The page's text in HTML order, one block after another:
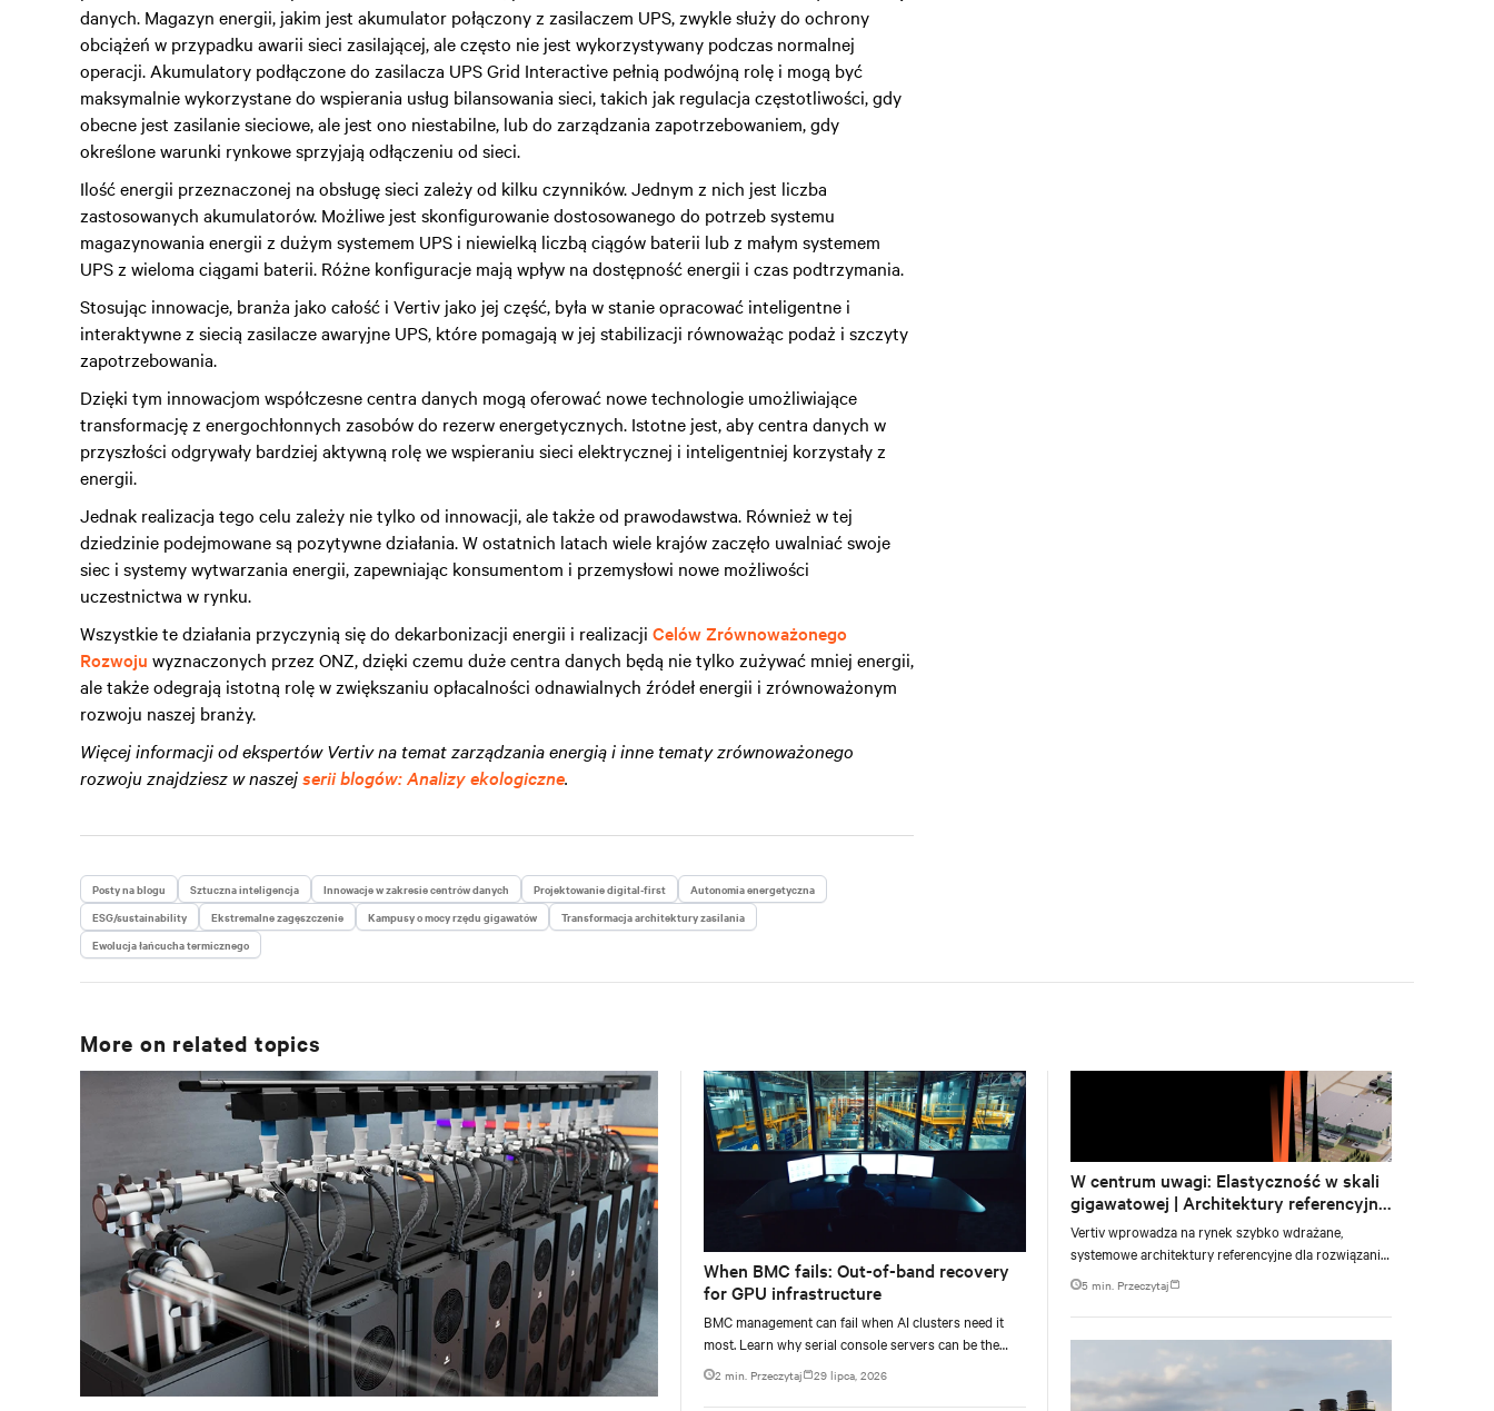
danych. Magazyn energii, jakim jest akumulator połączony z zasilaczem UPS, zwykle służy do ochrony
obciążeń w przypadku awarii sieci zasilającej, ale często nie jest wykorzystywany podczas normalnej
operacji. Akumulatory podłączone do zasilacza UPS Grid Interactive pełnią podwójną rolę i mogą być
maksymalnie wykorzystane do wspierania usług bilansowania sieci, takich jak regulacja częstotliwości, gdy
obecne jest zasilanie sieciowe, ale jest ono niestabilne, lub do zarządzania zapotrzebowaniem, gdy
określone warunki rynkowe sprzyjają odłączeniu od sieci.
Ilość energii przeznaczonej na obsługę sieci zależy od kilku czynników. Jednym z nich jest liczba
zastosowanych akumulatorów. Możliwe jest skonfigurowanie dostosowanego do potrzeb systemu
magazynowania energii z dużym systemem UPS i niewielką liczbą ciągów baterii lub z małym systemem
UPS z wieloma ciągami baterii. Różne konfiguracje mają wpływ na dostępność energii i czas podtrzymania.
Stosując innowacje, branża jako całość i Vertiv jako jej część, była w stanie opracować inteligentne i
interaktywne z siecią zasilacze awaryjne UPS, które pomagają w jej stabilizacji równoważąc podaż i szczyty
zapotrzebowania.
Dzięki tym innowacjom współczesne centra danych mogą oferować nowe technologie umożliwiające
transformację z energochłonnych zasobów do rezerw energetycznych. Istotne jest, aby centra danych w
przyszłości odgrywały bardziej aktywną rolę we wspieraniu sieci elektrycznej i inteligentniej korzystały z
energii.
Jednak realizacja tego celu zależy nie tylko od innowacji, ale także od prawodawstwa. Również w tej
dziedzinie podejmowane są pozytywne działania. W ostatnich latach wiele krajów zaczęło uwalniać swoje
siec i systemy wytwarzania energii, zapewniając konsumentom i przemysłowi nowe możliwości
uczestnictwa w rynku.
Wszystkie te działania przyczynią się do dekarbonizacji energii i realizacji Celów Zrównoważonego
Rozwoju wyznaczonych przez ONZ, dzięki czemu duże centra danych będą nie tylko zużywać mniej energii,
ale także odegrają istotną rolę w zwiększaniu opłacalności odnawialnych źródeł energii i zrównoważonym
rozwoju naszej branży.
Więcej informacji od ekspertów Vertiv na temat zarządzania energią i inne tematy zrównoważonego
rozwoju znajdziesz w naszejserii blogów: Analizy ekologiczne.
Posty na blogu Sztuczna inteligencja Innowacje w zakresie centrów danych Projektowanie digital-first
Autonomia energetyczna
ESG/sustainability
Ekstremalne zagęszczenie Kampusy o mocy rzędu gigawatów
Transformacja architektury zasilania
Ewolucja łańcucha termicznego
More on related topics
When BMC fails: Out-of-band recovery
for GPU infrastructure
BMC management can fail when AI clusters need it
most. Learn why serial console servers can be the
only reliable recovery path for GPU infrastructure at
2 min. Przeczytaj 29 lipca, 2026
facility, creating a repeatable model for high-density,
W centrum uwagi: Elastyczność w skali
gigawatowej | Architektury referencyjne
dla NVIDIA DSX Blueprint
Vertiv wprowadza na rynek szybko wdrażane,
systemowe architektury referencyjne dla rozwiązania
NVIDIA Omniverse DSX Blueprint.
5 min. Przeczytaj